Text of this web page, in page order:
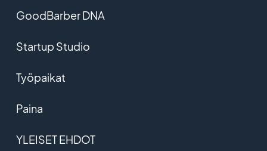
GoodBarber DNA
Startup Studio
Työpaikat
Paina
YLEISET EHDOT